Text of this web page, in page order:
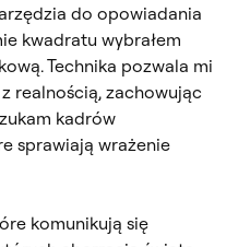
do opowiadania
kwadratu wybrałem
Technika pozwala mi
realnością, zachowując
kadrów
sprawiają wrażenie
komunikują się